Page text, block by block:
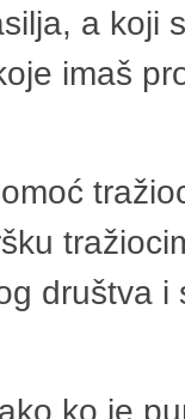
a koji
imaš
društva
ko je